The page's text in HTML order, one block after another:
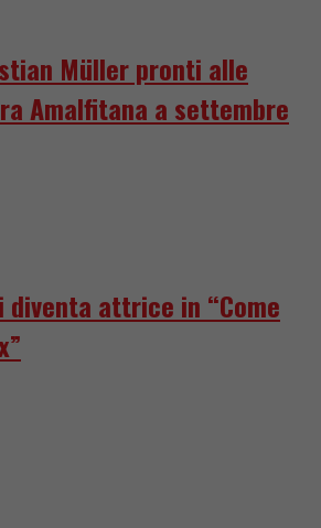
Müller pronti alle
Amalfitana a settembre
diventa attrice in “Come